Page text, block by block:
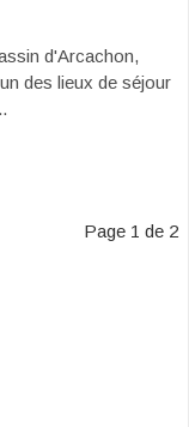
d'Arcachon,
des lieux de séjour
Page 1 de 2